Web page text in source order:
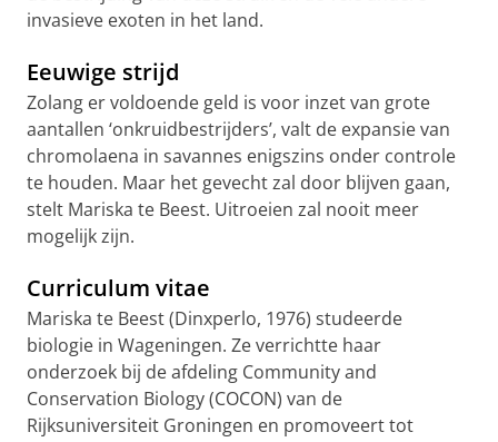
invasieve exoten in het land.
Eeuwige strijd
Zolang er voldoende geld is voor inzet van grote
aantallen ‘onkruidbestrijders’, valt de expansie van
chromolaena in savannes enigszins onder controle
te houden. Maar het gevecht zal door blijven gaan,
stelt Mariska te Beest. Uitroeien zal nooit meer
mogelijk zijn.
Curriculum vitae
Mariska te Beest (Dinxperlo, 1976) studeerde
biologie in Wageningen. Ze verrichtte haar
onderzoek bij de afdeling Community and
Conservation Biology (COCON) van de
Rijksuniversiteit Groningen en promoveert tot